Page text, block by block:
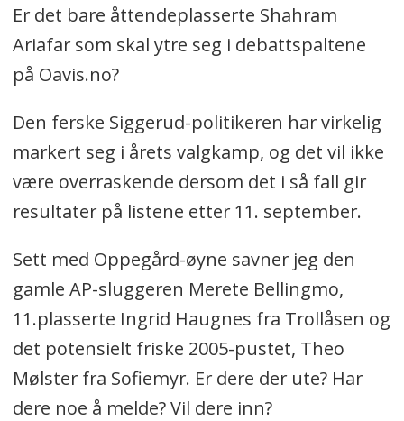
Er det bare åttendeplasserte Shahram
Ariafar som skal ytre seg i debattspaltene
på Oavis.no?
Den ferske Siggerud-politikeren har virkelig
markert seg i årets valgkamp, og det vil ikke
være overraskende dersom det i så fall gir
resultater på listene etter 11. september.
Sett med Oppegård-øyne savner jeg den
gamle AP-sluggeren Merete Bellingmo,
11.plasserte Ingrid Haugnes fra Trollåsen og
det potensielt friske 2005-pustet, Theo
Mølster fra Sofiemyr. Er dere der ute? Har
dere noe å melde? Vil dere inn?